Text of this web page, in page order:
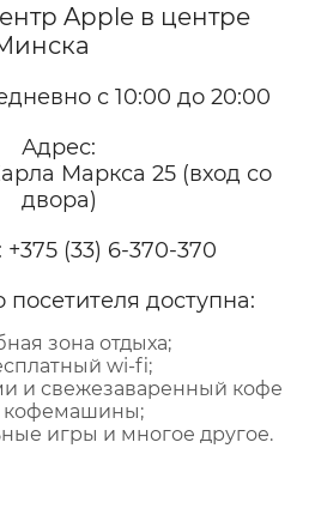
Apple в центре
с 10:00 до 20:00
Адрес:
Маркса 25 (вход со
двора)
+375 (33) 6-370-370
доступна:
зона отдыха;
wi-fi;
и свежезаваренный кофе
кофемашины;
игры и многое другое.